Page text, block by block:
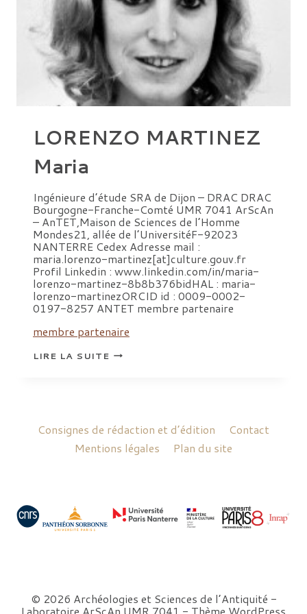
LORENZO MARTINEZ
Maria
Ingénieure d’étude SRA de Dijon – DRAC DRAC
Bourgogne-Franche-Comté UMR 7041 ArScAn
– AnTET,Maison de Sciences de l’Homme
Mondes21, allée de l’UniversitéF-92023
NANTERRE Cedex Adresse mail :
maria.lorenzo-martinez[at]culture.gouv.fr
Profil Linkedin : www.linkedin.com/in/maria-
lorenzo-martinez-8b8b376bidHAL : maria-
lorenzo-martinezORCID id : 0009-0002-
0197-8257 ANTET membre partenaire
membre partenaire
LIRE LA SUITELORENZO
MARTINEZ
Consignes de rédaction et d’édition
Contact
Mentions légales
Plan du site
© 2026 Archéologies et Sciences de l’Antiquité -